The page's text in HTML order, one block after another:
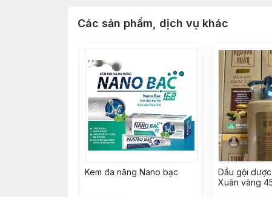
Các sản phẩm, dịch vụ khác
Kem đa năng Nano bạc
Dầu gội
Xuân vàng